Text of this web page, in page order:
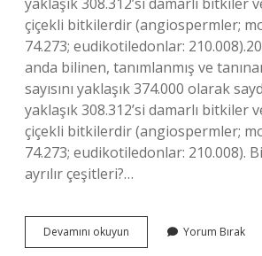
çiçekli bitkilerdir (angiospermler;
74.273; eudikotiledonlar:
anda bilinen, tanımlanmış ve
sayısını yaklaşık 374.000 olarak
yaklaşık 308.312’si damarlı bitkiler
çiçekli bitkilerdir (angiospermler;
74.273; eudikotiledonlar: 210.008).
ayrılır çeşitleri?…
Devamını okuyun
Neye
Yorum Bırak